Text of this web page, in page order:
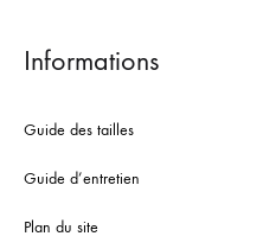
Informations
Guide des tailles
Guide d’entretien
Plan du site